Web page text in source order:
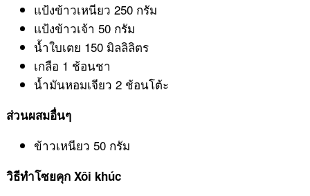
แป้งข้าวเหนียว 250 กรัม
แป้งข้าวเจ้า 50 กรัม
น้ำใบเตย 150 มิลลิลิตร
เกลือ 1 ช้อนชา
น้ำมันหอมเจียว 2 ช้อนโต้ะ
ส่วนผสมอื่นๆ
ข้าวเหนียว 50 กรัม
วิธีทำโซยคุก Xôi khúc